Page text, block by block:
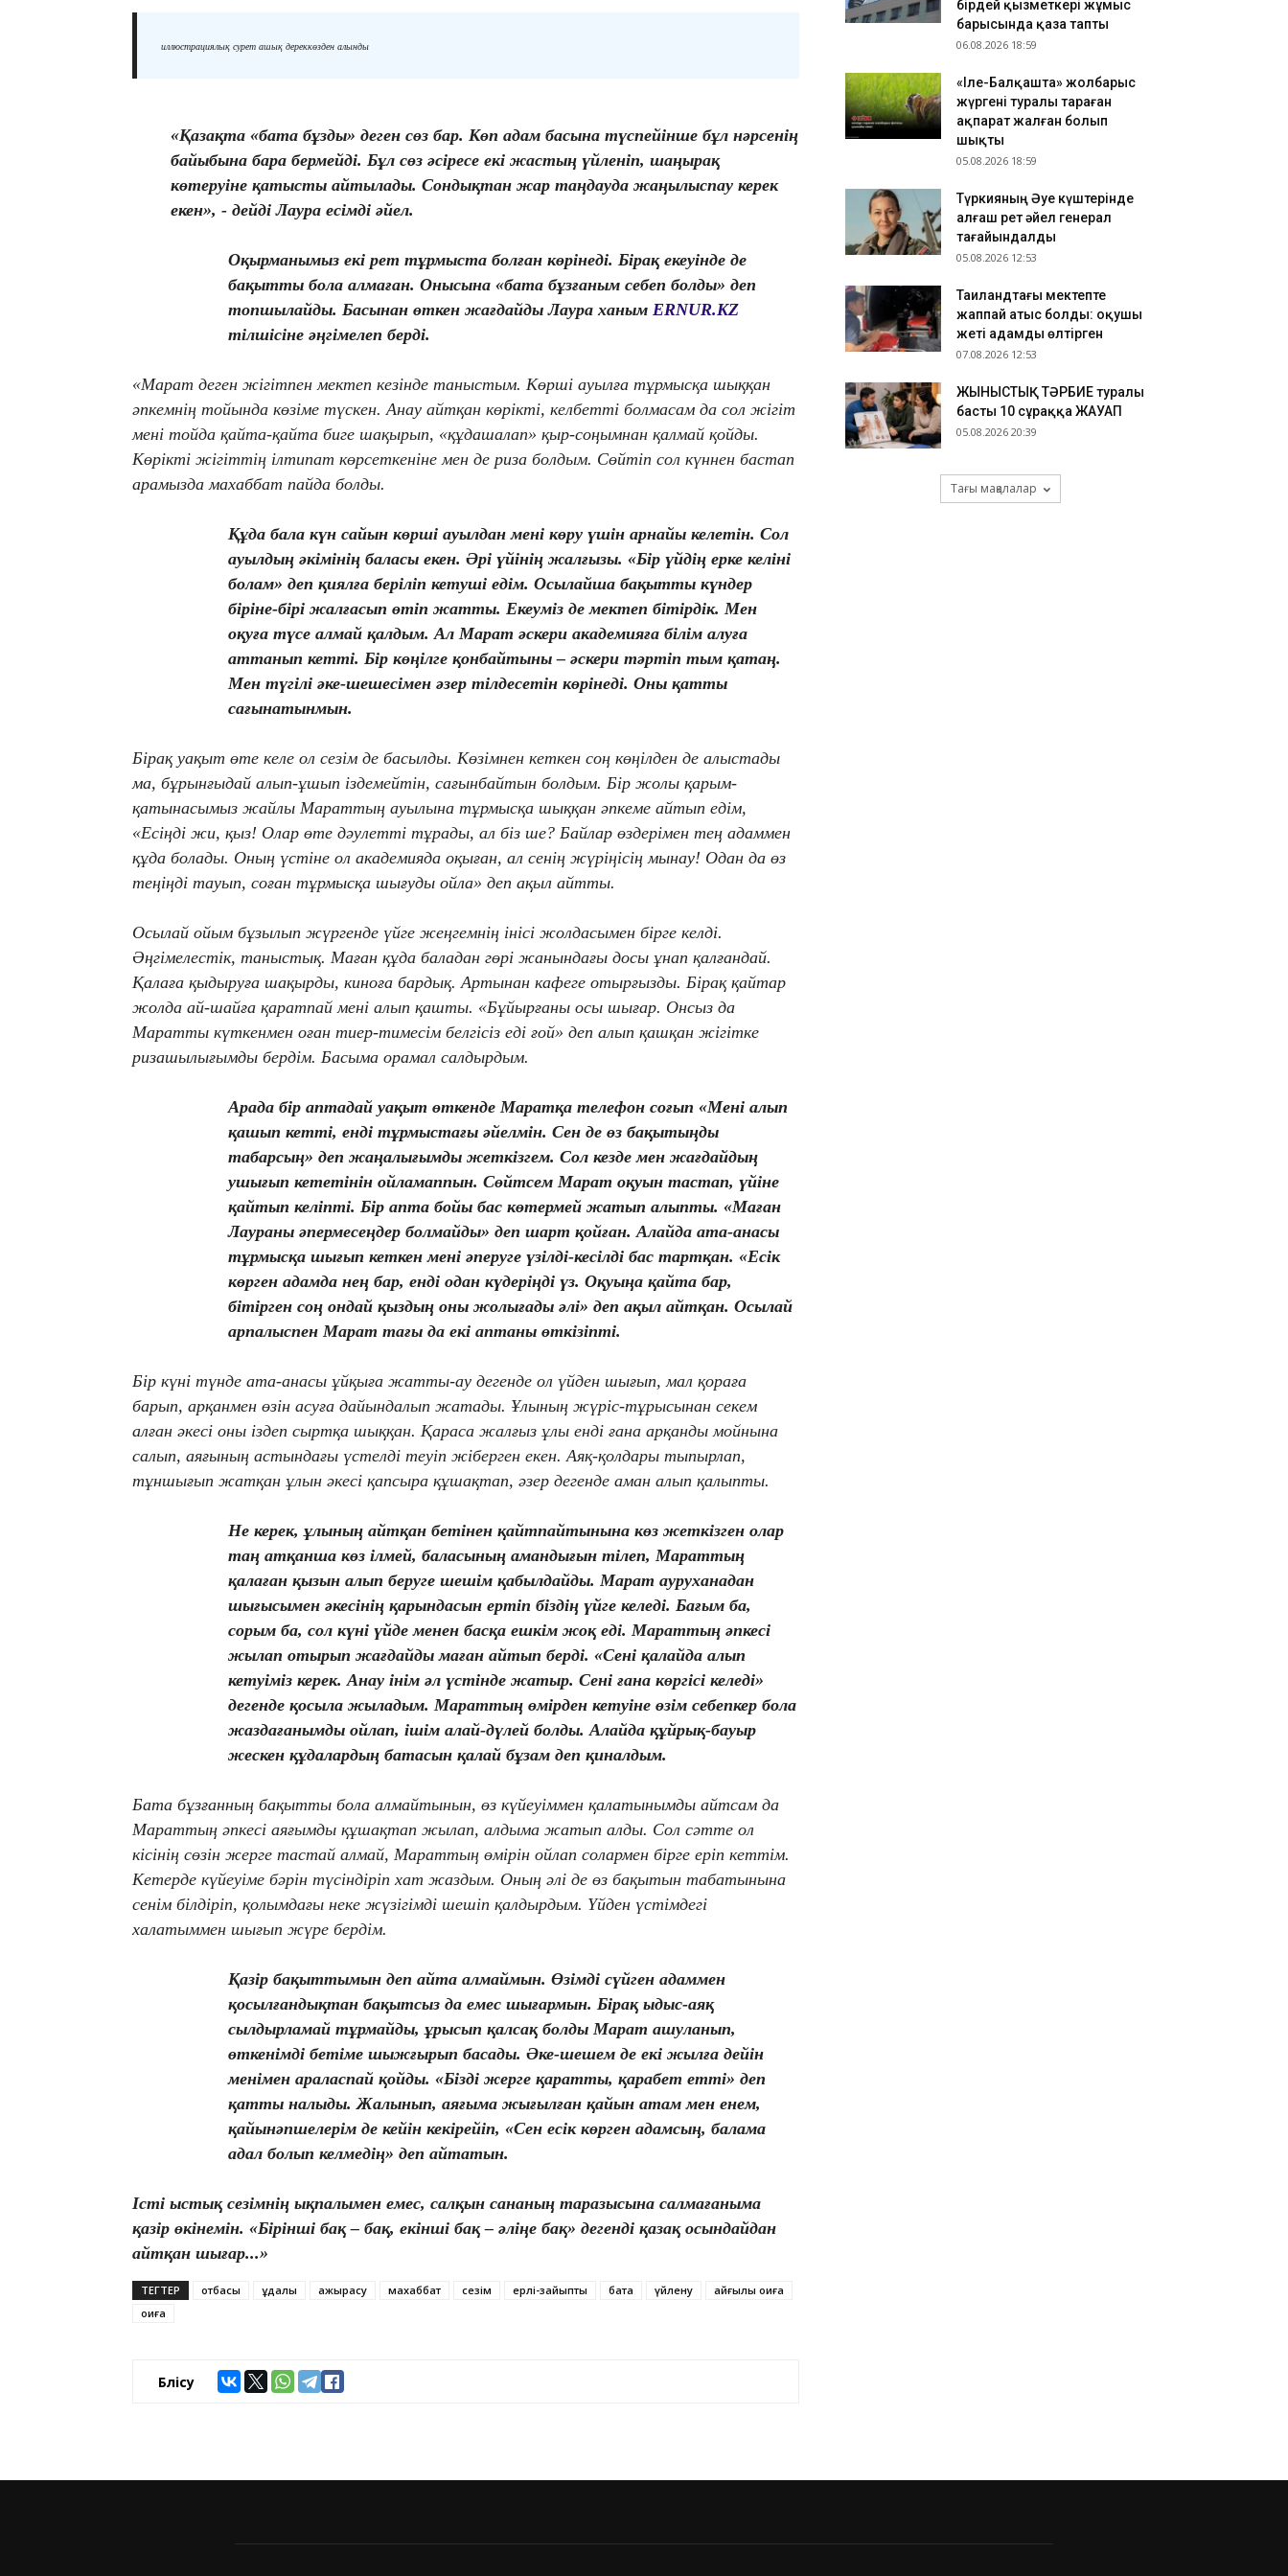
иллюстрациялық сурет ашық дереккөзден алынды
«Қазақта «бата бұзды» деген сөз бар. Көп адам басына түспейінше бұл нәрсенің
байыбына бара бермейді. Бұл сөз әсіресе екі жастың үйленіп, шаңырақ
көтеруіне қатысты айтылады. Сондықтан жар таңдауда жаңылыспау керек
екен», - дейді Лаура есімді әйел.
Оқырманымыз екі рет тұрмыста болған көрінеді. Бірақ екеуінде де
бақытты бола алмаған. Онысына «бата бұзғаным себеп болды» деп
топшылайды. Басынан өткен жағдайды Лаура ханым ERNUR.KZ
тілшісіне әңгімелеп берді.
«Марат деген жігітпен мектеп кезінде таныстым. Көрші ауылға тұрмысқа шыққан
әпкемнің тойында көзіме түскен. Анау айтқан көрікті, келбетті болмасам да сол жігіт
мені тойда қайта-қайта биге шақырып, «құдашалап» қыр-соңымнан қалмай қойды.
Көрікті жігіттің ілтипат көрсеткеніне мен де риза болдым. Сөйтіп сол күннен бастап
арамызда махаббат пайда болды.
Құда бала күн сайын көрші ауылдан мені көру үшін арнайы келетін. Сол
ауылдың әкімінің баласы екен. Әрі үйінің жалғызы. «Бір үйдің ерке келіні
болам» деп қиялға беріліп кетуші едім. Осылайша бақытты күндер
біріне-бірі жалғасып өтіп жатты. Екеуміз де мектеп бітірдік. Мен
оқуға түсе алмай қалдым. Ал Марат әскери академияға білім алуға
аттанып кетті. Бір көңілге қонбайтыны – әскери тәртіп тым қатаң.
Мен түгілі әке-шешесімен әзер тілдесетін көрінеді. Оны қатты
сағынатынмын.
Бірақ уақыт өте келе ол сезім де басылды. Көзімнен кеткен соң көңілден де алыстады
ма, бұрынғыдай алып-ұшып іздемейтін, сағынбайтын болдым. Бір жолы қарым-
қатынасымыз жайлы Мараттың ауылына тұрмысқа шыққан әпкеме айтып едім,
«Есіңді жи, қыз! Олар өте дәулетті тұрады, ал біз ше? Байлар өздерімен тең адаммен
құда болады. Оның үстіне ол академияда оқыған, ал сенің жүріңісің мынау! Одан да өз
теңіңді тауып, соған тұрмысқа шығуды ойла» деп ақыл айтты.
Осылай ойым бұзылып жүргенде үйге жеңгемнің інісі жолдасымен бірге келді.
Әңгімелестік, таныстық. Маған құда баладан гөрі жанындағы досы ұнап қалғандай.
Қалаға қыдыруға шақырды, киноға бардық. Артынан кафеге отырғызды. Бірақ қайтар
жолда ай-шайға қаратпай мені алып қашты. «Бұйырғаны осы шығар. Онсыз да
Маратты күткенмен оған тиер-тимесім белгісіз еді ғой» деп алып қашқан жігітке
ризашылығымды бердім. Басыма орамал салдырдым.
Арада бір аптадай уақыт өткенде Маратқа телефон соғып «Мені алып
қашып кетті, енді тұрмыстағы әйелмін. Сен де өз бақытыңды
табарсың» деп жаңалығымды жеткізгем. Сол кезде мен жағдайдың
ушығып кететінін ойламаппын. Сөйтсем Марат оқуын тастап, үйіне
қайтып келіпті. Бір апта бойы бас көтермей жатып алыпты. «Маған
Лаураны әпермесеңдер болмайды» деп шарт қойған. Алайда ата-анасы
тұрмысқа шығып кеткен мені әперуге үзілді-кесілді бас тартқан. «Есік
көрген адамда нең бар, енді одан күдеріңді үз. Оқуыңа қайта бар,
бітірген соң ондай қыздың оны жолығады әлі» деп ақыл айтқан. Осылай
арпалыспен Марат тағы да екі аптаны өткізіпті.
Бір күні түнде ата-анасы ұйқыға жатты-ау дегенде ол үйден шығып, мал қораға
барып, арқанмен өзін асуға дайындалып жатады. Ұлының жүріс-тұрысынан секем
алған әкесі оны іздеп сыртқа шыққан. Қараса жалғыз ұлы енді ғана арқанды мойнына
салып, аяғының астындағы үстелді теуіп жіберген екен. Аяқ-қолдары тыпырлап,
тұншығып жатқан ұлын әкесі қапсыра құшақтап, әзер дегенде аман алып қалыпты.
Не керек, ұлының айтқан бетінен қайтпайтынына көз жеткізген олар
таң атқанша көз ілмей, баласының амандығын тілеп, Мараттың
қалаған қызын алып беруге шешім қабылдайды. Марат ауруханадан
шығысымен әкесінің қарындасын ертіп біздің үйге келеді. Бағым ба,
сорым ба, сол күні үйде менен басқа ешкім жоқ еді. Мараттың әпкесі
жылап отырып жағдайды маған айтып берді. «Сені қалайда алып
кетуіміз керек. Анау інім әл үстінде жатыр. Сені ғана көргісі келеді»
дегенде қосыла жыладым. Мараттың өмірден кетуіне өзім себепкер бола
жаздағанымды ойлап, ішім алай-дүлей болды. Алайда құйрық-бауыр
жескен құдалардың батасын қалай бұзам деп қиналдым.
Бата бұзғанның бақытты бола алмайтынын, өз күйеуіммен қалатынымды айтсам да
Мараттың әпкесі аяғымды құшақтап жылап, алдыма жатып алды. Сол сәтте ол
кісінің сөзін жерге тастай алмай, Мараттың өмірін ойлап солармен бірге еріп кеттім.
Кетерде күйеуіме бәрін түсіндіріп хат жаздым. Оның әлі де өз бақытын табатынына
сенім білдіріп, қолымдағы неке жүзігімді шешіп қалдырдым. Үйден үстімдегі
халатыммен шығып жүре бердім.
Қазір бақыттымын деп айта алмаймын. Өзімді сүйген адаммен
қосылғандықтан бақытсыз да емес шығармын. Бірақ ыдыс-аяқ
сылдырламай тұрмайды, ұрысып қалсақ болды Марат ашуланып,
өткенімді бетіме шыжғырып басады. Әке-шешем де екі жылға дейін
менімен араласпай қойды. «Бізді жерге қаратты, қарабет етті» деп
қатты налыды. Жалынып, аяғыма жығылған қайын атам мен енем,
қайынәпшелерім де кейін кекірейіп, «Сен есік көрген адамсың, балама
адал болып келмедің» деп айтатын.
Істі ыстық сезімнің ықпалымен емес, салқын сананың таразысына салмағаныма
қазір өкінемін. «Бірінші бақ – бақ, екінші бақ – әліңе бақ» дегенді қазақ осындайдан
айтқан шығар...»
ТЕГТЕР отбасы құдалық ажырасу махаббат сезім ерлі-зайыпты бата үйлену
қайғылы оқиға
оқиға
Бөлісу
Қазақстандық ескек есушілер Азия
чемпионатында 4 медаль жеңіп алды
Астанадан Омбыға әуе рейстері уақытша
тоқтатылды
07.08.2026 17:41
​Танымал курорттағы қорық қызметкерін
бірдей қызметкері жұмыс
барысында қаза тапты
06.08.2026 18:59
«Іле-Балқашта» жолбарыс
жүргені туралы тараған
ақпарат жалған болып
шықты
05.08.2026 18:59
Түркияның Әуе күштерінде
алғаш рет әйел генерал
тағайындалды
05.08.2026 12:53
Таиландтағы мектепте
жаппай атыс болды: оқушы
жеті адамды өлтірген
07.08.2026 12:53
ЖЫНЫСТЫҚ ТӘРБИЕ туралы
басты 10 сұраққа ЖАУАП
05.08.2026 20:39
Тағы мақалалар